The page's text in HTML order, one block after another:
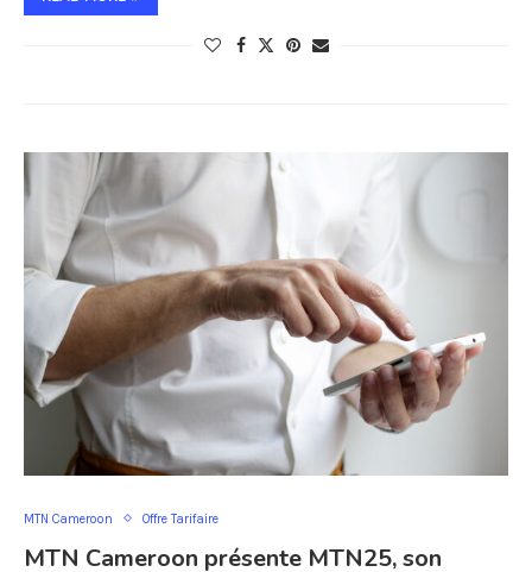
MTN Cameroon Offre Tarifaire
MTN Cameroon présente MTN25, son